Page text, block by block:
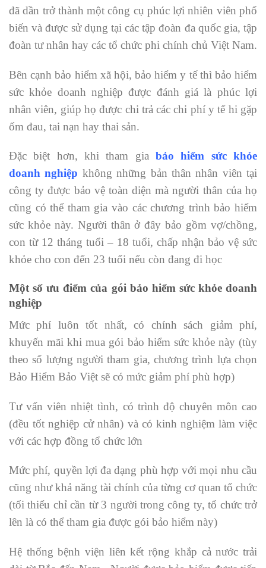
đã dần trở thành một công cụ phúc lợi nhiên viên phổ
biến và được sử dụng tại các tập đoàn đa quốc gia, tập
đoàn tư nhân hay các tổ chức phi chính chủ Việt Nam.
Bên cạnh bảo hiểm xã hội, bảo hiểm y tế thì bảo hiểm
sức khỏe doanh nghiệp được đánh giá là phúc lợi
nhân viên, giúp họ được chi trả các chi phí y tế hi gặp
ốm đau, tai nạn hay thai sản.
Đặc biệt hơn, khi tham gia bảo hiểm sức khỏe
doanh nghiệp không những bản thân nhân viên tại
công ty được bảo vệ toàn diện mà người thân của họ
cũng có thể tham gia vào các chương trình bảo hiểm
sức khỏe này. Người thân ở đây bảo gồm vợ/chồng,
con từ 12 tháng tuổi – 18 tuổi, chấp nhận bảo vệ sức
khỏe cho con đến 23 tuổi nếu còn đang đi học
Một số ưu điểm của gói bảo hiểm sức khỏe doanh
nghiệp
Mức phí luôn tốt nhất, có chính sách giảm phí,
khuyến mãi khi mua gói bảo hiểm sức khỏe này (tùy
theo số lượng người tham gia, chương trình lựa chọn
Bảo Hiểm Bảo Việt sẽ có mức giảm phí phù hợp)
Tư vấn viên nhiệt tình, có trình độ chuyên môn cao
(đều tốt nghiệp cử nhân) và có kinh nghiệm làm việc
với các hợp đồng tổ chức lớn
Mức phí, quyền lợi đa dạng phù hợp với mọi nhu cầu
cũng như khả năng tài chính của từng cơ quan tổ chức
(tối thiểu chỉ cần từ 3 người trong công ty, tổ chức trở
lên là có thể tham gia được gói bảo hiểm này)
Hệ thống bệnh viện liên kết rộng khắp cả nước trải